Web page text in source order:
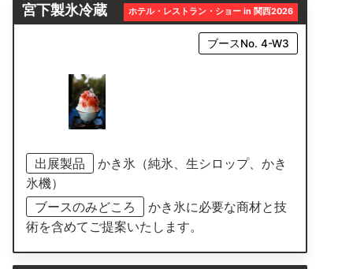
宮下製氷冷蔵 ホテル・レストラン・ショー in 関西2026
ブースNo. 4-W3
出展製品
かき氷（純氷、生シロップ、かき
氷機）
ブースのみどころ
かき氷に必要な商材と技
術を含めてご提案いたします。